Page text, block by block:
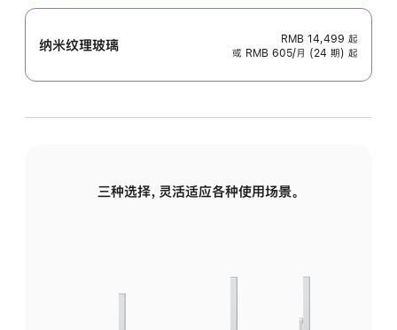
纳米纹理玻璃 RMB 14,499 起
或 RMB 605/月 (24 期) 起
三种选择，灵活适应各种使用场景。